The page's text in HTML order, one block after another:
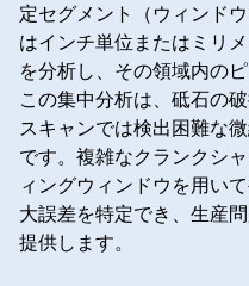
定セグメント（ウィンド
はインチ単位またはミリ
を分析し、その領域内の
この集中分析は、砥石の
スキャンでは検出困難な
です。複雑なクランクシ
ィングウィンドウを用い
大誤差を特定でき、生産
提供します。